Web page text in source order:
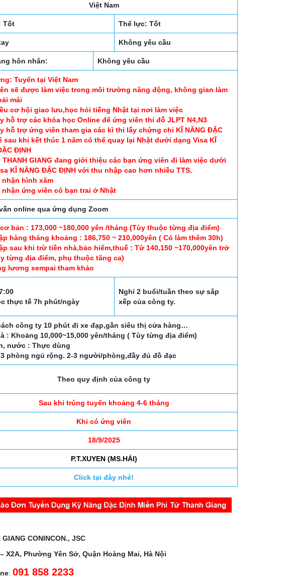
Việt Nam
Tốt Thể lực: Tốt
Không yêu cầu
hôn nhân: Không yêu cầu
Tuyển tại Việt Nam
sẽ được làm việc trong môi trường năng động, không gian làm
mái
cơ hội giao lưu,học hỏi tiếng Nhật tại nơi làm việc
hỗ trợ các khóa học Online để ứng viên thi đỗ JLPT N4,N3
hỗ trợ ứng viên tham gia các kì thi lấy chứng chỉ KĨ NĂNG ĐẶC
sau khi kết thúc 1 năm có thể quay lại Nhật dưới dạng Visa KĨ
ĐỊNH
THANH GIANG đang giới thiệu các bạn ứng viên đi làm việc dưới
KĨ NĂNG ĐẶC ĐỊNH với thu nhập cao hơn nhiều TTS.
nhận hình xăm
nhận ứng viên có bạn trai ở Nhật
online qua ứng dụng Zoom
bản : 173,000 ~180,000 yên /tháng (Tùy thuộc từng địa điểm)
hàng tháng khoảng : 186,750 ~ 210,000yên ( Có làm thêm 30h)
sau khi trừ tiền nhà,bảo hiểm,thuế : Từ 140,150 ~170,000yên trở
từng địa điểm, phụ thuộc tăng ca)
lương sempai tham khảo
thực tế 7h phút/ngày
Nghỉ 2 buổi/tuần theo sự sắp
xếp của công ty.
công ty 10 phút đi xe đạp,gần siêu thị cửa hàng…
: Khoảng 10,000~15,000 yên/tháng ( Tùy từng địa điểm)
nước : Thực dùng
3 phòng ngủ rộng. 2-3 người/phòng,đầy đủ đồ đạc
Theo quy định của công ty
Sau khi trúng tuyển khoảng 4-6 tháng
Khi có ứng viên
18/9/2025
P.T.XUYEN (MS.HẢI)
Click tại đây nhé!
GIANG CONINCON., JSC
Phường Yên Sở, Quận Hoàng Mai, Hà Nội
:091 858 2233